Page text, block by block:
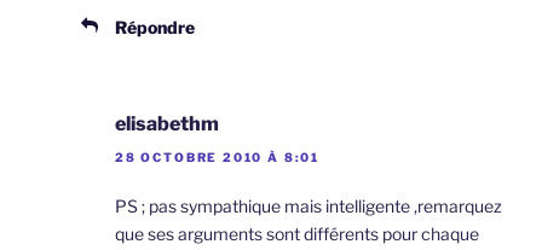
Répondre
elisabethm
28 OCTOBRE 2010 À 8:01
PS ; pas sympathique mais intelligente ,remarquez
que ses arguments sont différents pour chaque